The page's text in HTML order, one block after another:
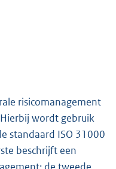
risicomanagement
wordt gebruik
standaard ISO 31000
beschrijft een